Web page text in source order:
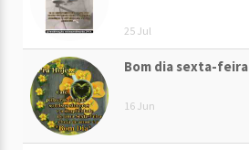
25 Jul
Bom dia sexta-feira
16 Jun